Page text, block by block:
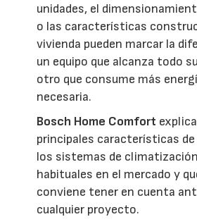
unidades, el
o las características
vivienda pueden marcar la
un equipo que alcanza todo
otro que consume más
necesaria.
Bosch Home Comfort
principales características
los sistemas de
habituales en el mercado y
conviene tener en cuenta
cualquier proyecto.